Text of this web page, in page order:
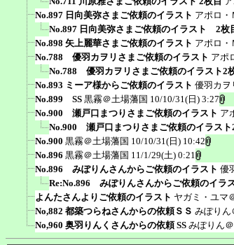
No.897 日向美弥さまご依頼のイラスト アポロ・
No.897 日向美弥さまご依頼のイラスト 2枚
No.898 矢上麗華さまご依頼のイラスト アポロ・
No.788 優羽カヲリさまご依頼のイラスト アポ
No.788 優羽カヲリさまご依頼のイラスト2
No.893 ミーア様からご依頼のイラスト 優羽カヲ
No.899 SS 黒霧＠土場藩国 10/10/31(日) 3:27
No.900 瀬戸口まつりさまご依頼のイラスト ア
No.900 瀬戸口まつりさまご依頼のイラスト
No.900 黒霧＠土場藩国 10/10/31(日) 10:42
No.896 黒霧＠土場藩国 11/1/29(土) 0:21
No.896 みぽりんさんからご依頼のイラスト 優
Re:No.896 みぽりんさんからご依頼のイラ
よんたさんよりご依頼のイラスト ヤガミ・ユマ
No,882 都築つらねさんからの依頼ＳＳ みぽりん
No,960 奥羽りんくさんからの依頼 SS みぽりん